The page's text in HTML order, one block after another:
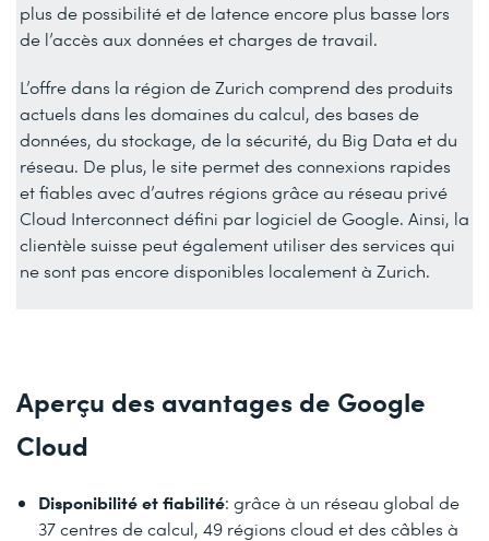
plus de possibilité et de latence encore plus basse lors
de l’accès aux données et charges de travail.
L’offre dans la région de Zurich comprend des produits
actuels dans les domaines du calcul, des bases de
données, du stockage, de la sécurité, du Big Data et du
réseau. De plus, le site permet des connexions rapides
et fiables avec d’autres régions grâce au réseau privé
Cloud Interconnect défini par logiciel de Google. Ainsi, la
clientèle suisse peut également utiliser des services qui
ne sont pas encore disponibles localement à Zurich.
Aperçu des avantages de Google
Cloud
Disponibilité et fiabilité: grâce à un réseau global de
37 centres de calcul, 49 régions cloud et des câbles à